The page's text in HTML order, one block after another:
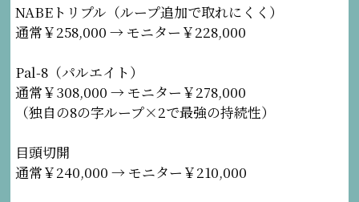
NABEトリプル（ループ追加で取れにくく）
通常￥258,000 → モニター￥228,000
Pal-8（パルエイト）
通常￥308,000 → モニター￥278,000
（独自の8の字ループ×2で最強の持続性）
目頭切開
通常￥240,000 → モニター￥210,000